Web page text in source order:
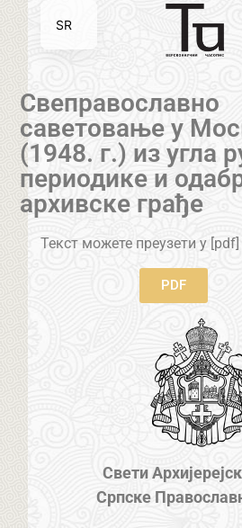
Свеправославно
саветовање у
(1948. г.) из угла
периодике и
архивске грађе
Текст можете преузети у
PDF
Свети
Српске
SR
EN